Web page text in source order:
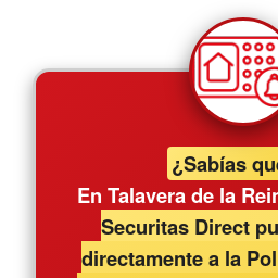
¿Sabías
En Talavera de la
Securitas Direct
directamente a la